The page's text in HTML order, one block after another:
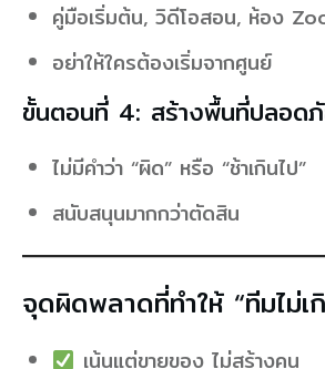
คู่มือเริ่มต้น, วิดีโอสอน, ห้อง
อย่าให้ใครต้องเริ่มจากศูนย์
ขั้นตอนที่ 4: สร้างพื้นที่ปลอด
ไม่มีคำว่า “ผิด” หรือ “ช้าเกินไป”
สนับสนุนมากกว่าตัดสิน
จุดผิดพลาดที่ทำให้ “ทีมไม่เ
เน้นแต่ขายของ ไม่สร้างคน